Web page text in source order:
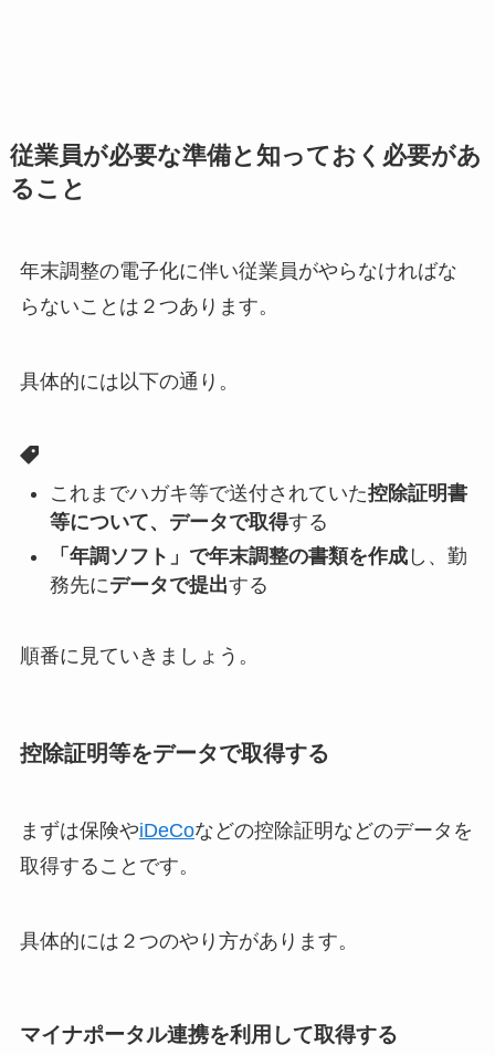
従業員が必要な準備と知っておく必要があ
ること
年末調整の電子化に伴い従業員がやらなければな
らないことは２つあります。
具体的には以下の通り。
これまでハガキ等で送付されていた控除証明書
等について、データで取得する
「年調ソフト」で年末調整の書類を作成し、勤
務先にデータで提出する
順番に見ていきましょう。
控除証明等をデータで取得する
まずは保険やiDeCoなどの控除証明などのデータを
取得することです。
具体的には２つのやり方があります。
マイナポータル連携を利用して取得する